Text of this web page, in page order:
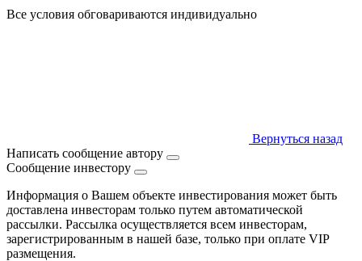
Все условия обговариваются индивидуально
Вернуться назад
Написать сообщение автору
Сообщение инвестору
Информация о Вашем объекте инвестирования может быть
доставлена инвесторам только путем автоматической
рассылки. Рассылка осуществляется всем инвесторам,
зарегистрированным в нашей базе, только при оплате VIP
размещения.